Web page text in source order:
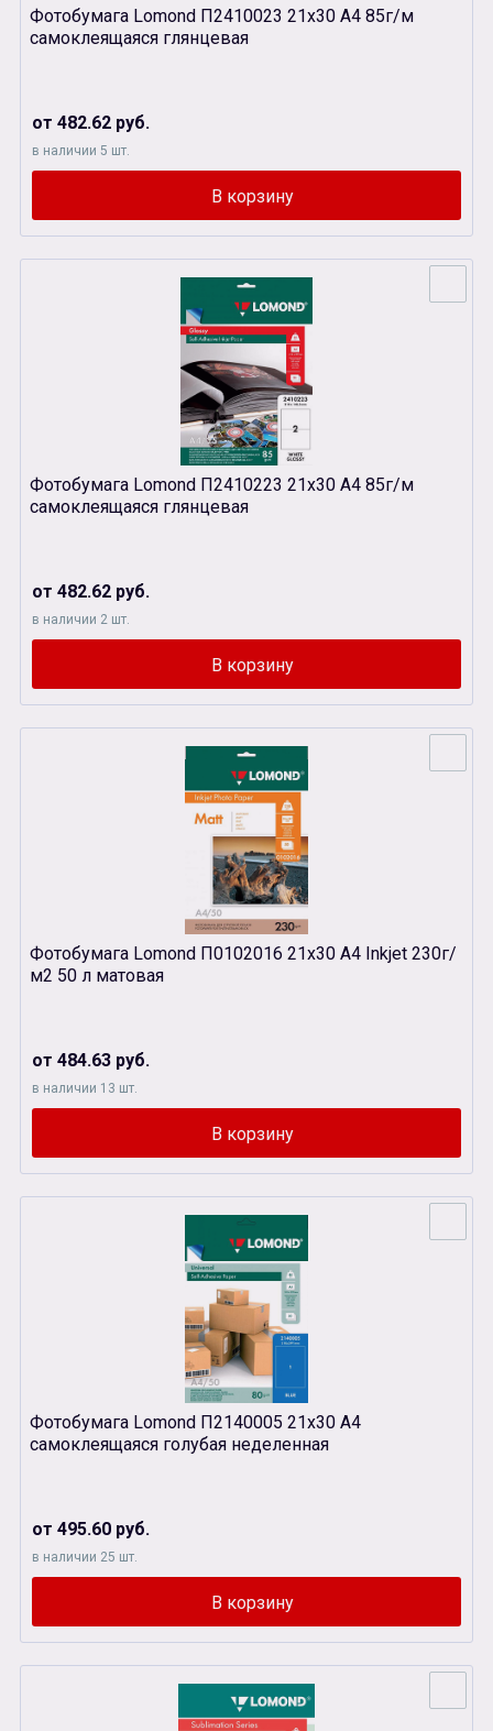
Фотобумага Lomond П2410023 21х30 А4 85г/м
самоклеящаяся глянцевая
от 482.62 руб.
в наличии 5 шт.
Фотобумага Lomond П2410223 21х30 А4 85г/м
самоклеящаяся глянцевая
от 482.62 руб.
в наличии 2 шт.
Фотобумага Lomond П0102016 21х30 A4 Inkjet 230г/
м2 50 л матовая
от 484.63 руб.
в наличии 13 шт.
Фотобумага Lomond П2140005 21х30 А4
самоклеящаяся голубая неделенная
от 495.60 руб.
в наличии 25 шт.